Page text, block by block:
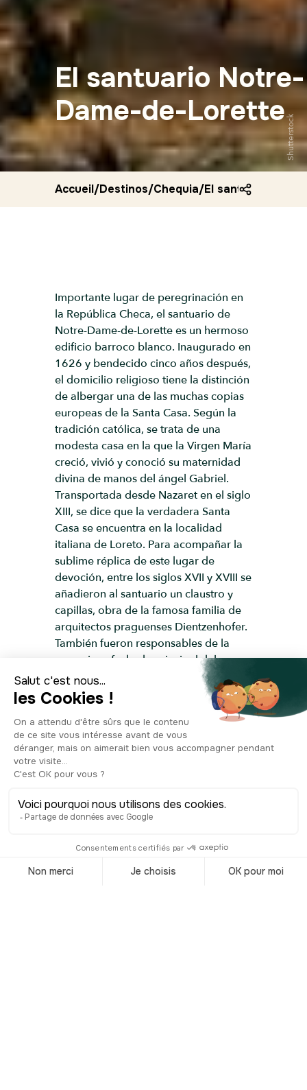
El santuario Notre-
Dame-de-Lorette
Shutterstock
Accueil/Destinos/Chequia/El santuario
Importante lugar de peregrinación en
la República Checa, el santuario de
Notre-Dame-de-Lorette es un hermoso
edificio barroco blanco. Inaugurado en
1626 y bendecido cinco años después,
el domicilio religioso tiene la distinción
de albergar una de las muchas copias
europeas de la Santa Casa. Según la
tradición católica, se trata de una
modesta casa en la que la Virgen María
creció, vivió y conoció su maternidad
divina de manos del ángel Gabriel.
Transportada desde Nazaret en el siglo
XIII, se dice que la verdadera Santa
Casa se encuentra en la localidad
italiana de Loreto. Para acompañar la
sublime réplica de este lugar de
devoción, entre los siglos XVII y XVIII se
añadieron al santuario un claustro y
capillas, obra de la famosa familia de
arquitectos praguenses Dientzenhofer.
También fueron responsables de la
armoniosa fachada principal del
monumento. La torre alberga las
treinta campanas del famoso carillón
de Notre-Dame-de-Lorette. Dispuestas
en tres niveles, la mayor del grupo
pesa 270 kilos, hacen sonar la antigua
melodía de «Te saludamos, Nuestra
Señora» cada hora entre las 10 h y las
visita al santuario, no te pierdas el
museo de objetos litúrgicos del primer
piso. La colección que hay aquí es
el «Sol de Praga». Se trata, ni más ni